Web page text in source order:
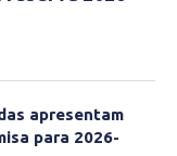
apresentam
para 2026-